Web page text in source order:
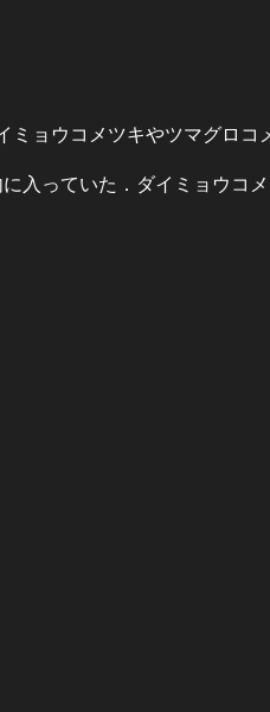
ョウコメツキやツマグロコ
入っていた．ダイミョウコ